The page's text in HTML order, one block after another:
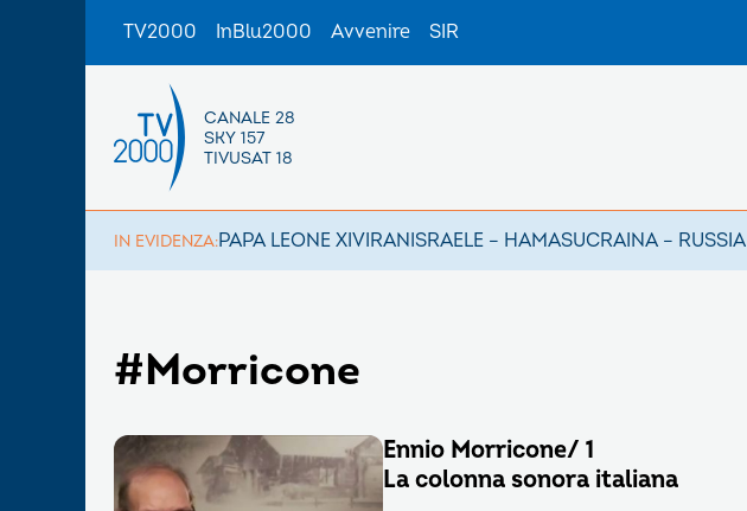
TV2000 InBlu2000 Avvenire SIR
CANALE 28
SKY 157
TIVUSAT 18
IN EVIDENZA:PAPA LEONE XIVIRANISRAELE – HAMASUCRAINA – RUSSIA
#Morricone
Ennio Morricone/ 1
La colonna sonora italiana